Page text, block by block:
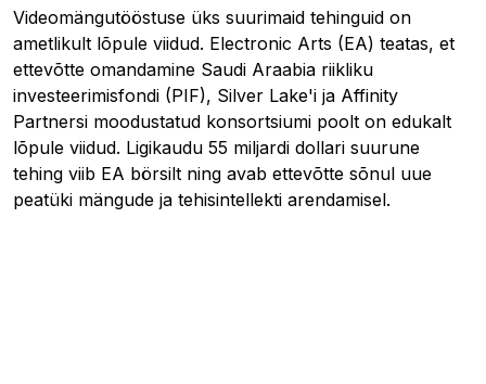
Videomängutööstuse üks suurimaid tehinguid on
ametlikult lõpule viidud. Electronic Arts (EA) teatas, et
ettevõtte omandamine Saudi Araabia riikliku
investeerimisfondi (PIF), Silver Lake'i ja Affinity
Partnersi moodustatud konsortsiumi poolt on edukalt
lõpule viidud. Ligikaudu 55 miljardi dollari suurune
tehing viib EA börsilt ning avab ettevõtte sõnul uue
peatüki mängude ja tehisintellekti arendamisel.